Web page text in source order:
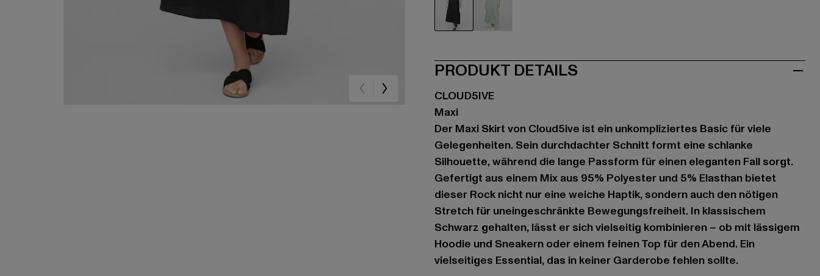
PRODUKT DETAILS
CLOUD5IVE
Maxi
Der Maxi Skirt von Cloud5ive ist ein unkompliziertes Basic für viele
Gelegenheiten. Sein durchdachter Schnitt formt eine schlanke
Silhouette, während die lange Passform für einen eleganten Fall sorgt.
Gefertigt aus einem Mix aus 95% Polyester und 5% Elasthan bietet
dieser Rock nicht nur eine weiche Haptik, sondern auch den nötigen
Stretch für uneingeschränkte Bewegungsfreiheit. In klassischem
Schwarz gehalten, lässt er sich vielseitig kombinieren – ob mit lässigem
Hoodie und Sneakern oder einem feinen Top für den Abend. Ein
vielseitiges Essential, das in keiner Garderobe fehlen sollte.